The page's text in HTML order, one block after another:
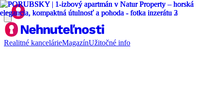
Realitné kancelárieMagazínUžitočné info